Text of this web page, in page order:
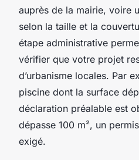
auprès de la mairie, voire
selon la taille et la
étape administrative
vérifier que votre projet
d’urbanisme locales. Par
piscine dont la surface
déclaration préalable est
dépasse 100 m², un
exigé.